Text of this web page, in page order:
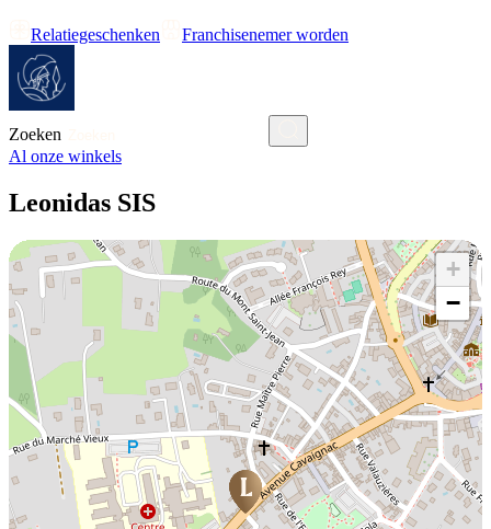
Relatiegeschenken Franchisenemer worden
Zoeken
Al onze winkels
Leonidas SIS
+
−